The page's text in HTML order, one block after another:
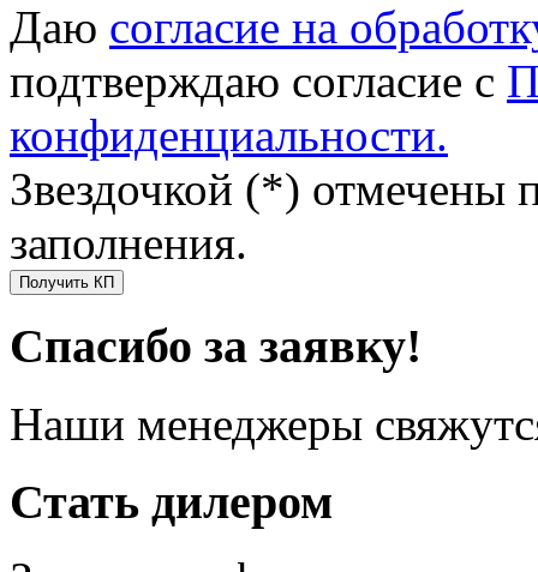
Даю согласие на
подтверждаю согласие с
конфиденциальности.
Звездочкой (*) отмечены
заполнения.
Получить КП
Спасибо за заявку!
Наши менеджеры
Стать дилером